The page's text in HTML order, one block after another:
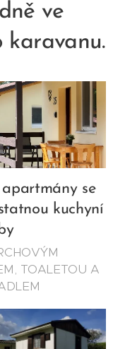
ve
karavanu.
se
kuchyní
TOALETOU A